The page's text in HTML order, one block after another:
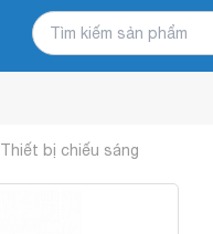
Thiết bị chiếu sáng